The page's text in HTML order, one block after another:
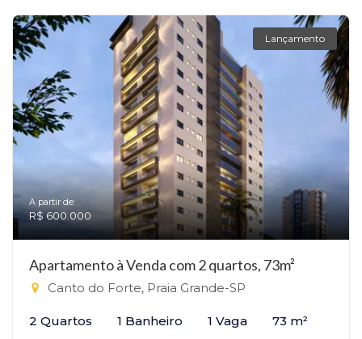
Lançamento
A partir de:
R$ 600.000
Apartamento à Venda com 2 quartos, 73m²
Canto do Forte, Praia Grande-SP
2 Quartos 1 Banheiro 1 Vaga 73 m²